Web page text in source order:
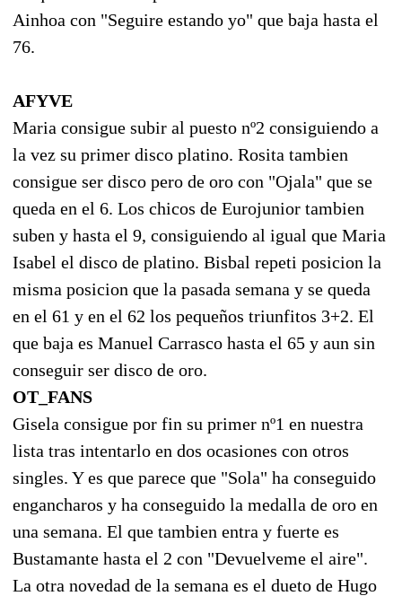
Ainhoa con "Seguire estando yo" que baja hasta el
76.
AFYVE
Maria consigue subir al puesto nº2 consiguiendo a
la vez su primer disco platino. Rosita tambien
consigue ser disco pero de oro con "Ojala" que se
queda en el 6. Los chicos de Eurojunior tambien
suben y hasta el 9, consiguiendo al igual que Maria
Isabel el disco de platino. Bisbal repeti posicion la
misma posicion que la pasada semana y se queda
en el 61 y en el 62 los pequeños triunfitos 3+2. El
que baja es Manuel Carrasco hasta el 65 y aun sin
conseguir ser disco de oro.
OT_FANS
Gisela consigue por fin su primer nº1 en nuestra
lista tras intentarlo en dos ocasiones con otros
singles. Y es que parece que "Sola" ha conseguido
engancharos y ha conseguido la medalla de oro en
una semana. El que tambien entra y fuerte es
Bustamante hasta el 2 con "Devuelveme el aire".
La otra novedad de la semana es el dueto de Hugo